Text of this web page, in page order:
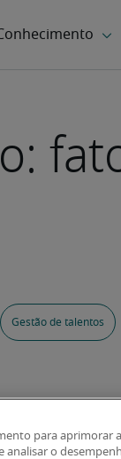
Gestão de talentos
para aprimorar a
analisar o